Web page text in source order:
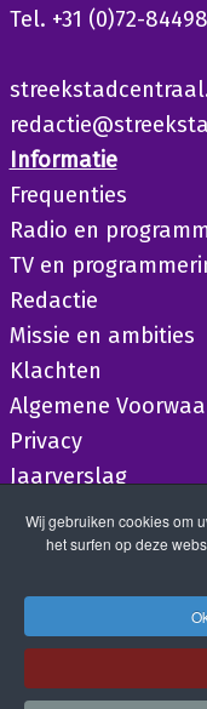
Tel. +31 (0)72-
Informatie
Frequenties
Radio en
TV en
Redactie
Missie en ambities
Klachten
Algemene
Privacy
Jaarverslag
Wij gebruiken cookies om
het surfen op deze